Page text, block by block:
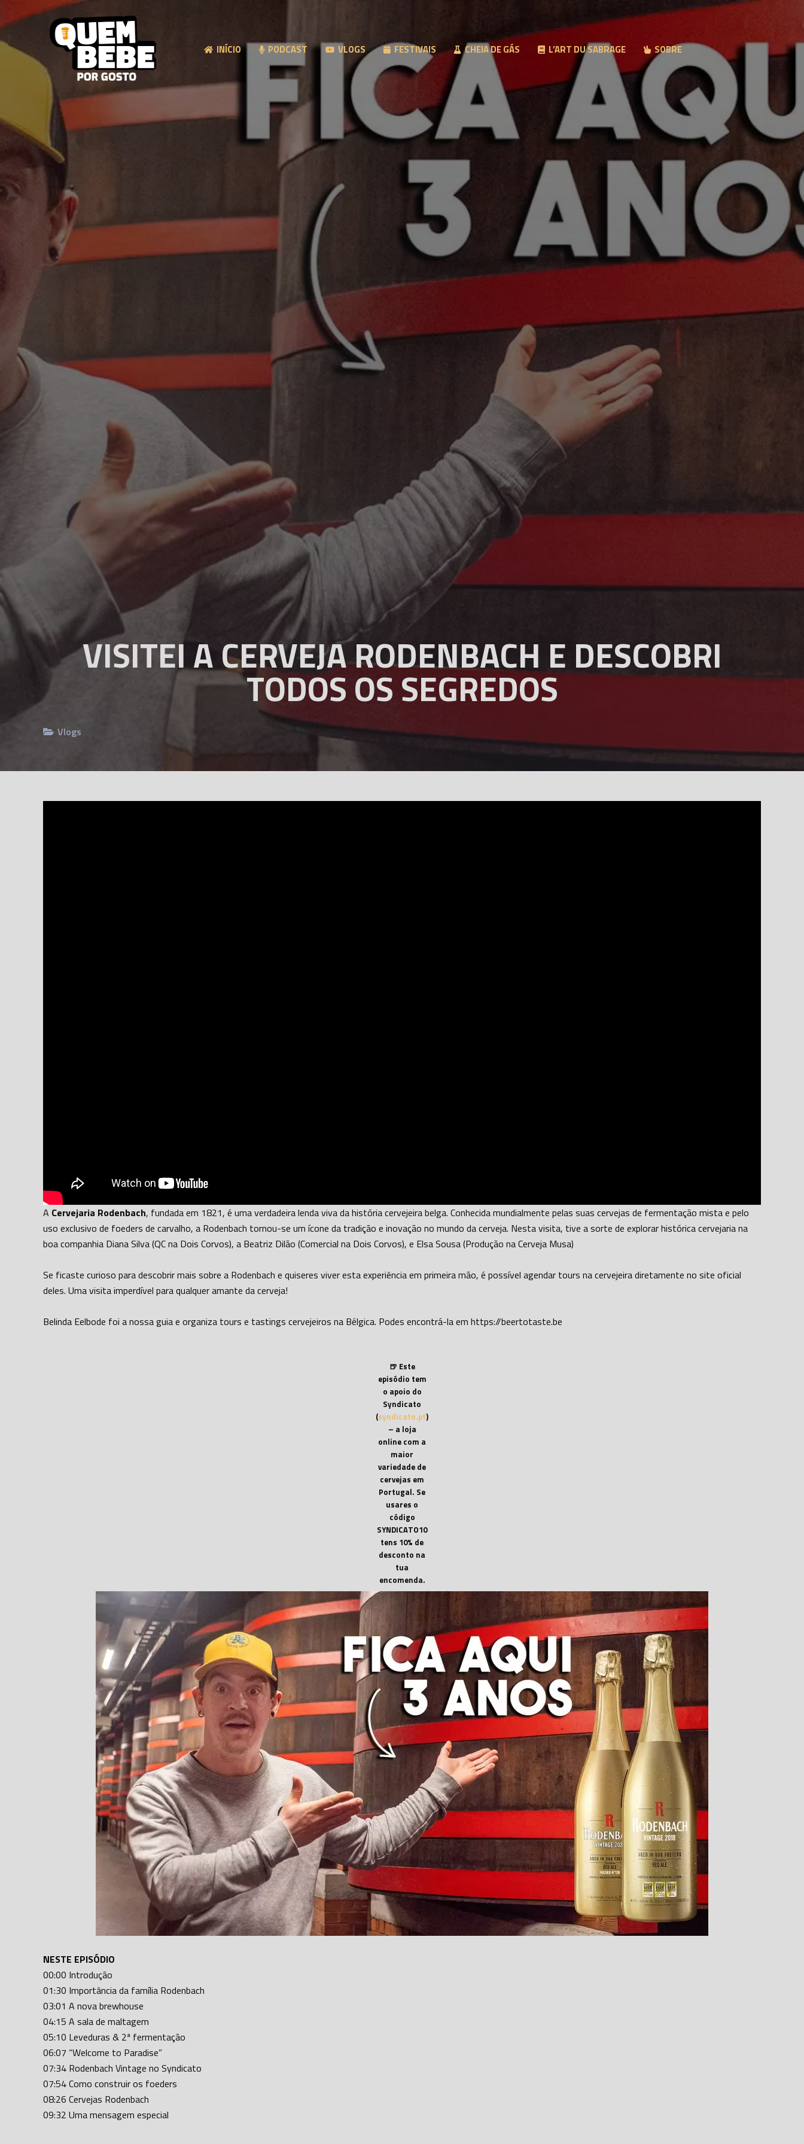
INÍCIO PODCAST VLOGS FESTIVAIS CHEIA DE GÁS L’ART DU SABRAGE SOBRE
VISITEI A CERVEJA RODENBACH E DESCOBRI
TODOS OS SEGREDOS
Vlogs
A Cervejaria Rodenbach, fundada em 1821, é uma verdadeira lenda viva da história cervejeira belga. Conhecida mundialmente pelas suas cervejas de fermentação mista e pelo
uso exclusivo de foeders de carvalho, a Rodenbach tornou-se um ícone da tradição e inovação no mundo da cerveja. Nesta visita, tive a sorte de explorar histórica cervejaria na
boa companhia Diana Silva (QC na Dois Corvos), a Beatriz Dilão (Comercial na Dois Corvos), e Elsa Sousa (Produção na Cerveja Musa)
Se ficaste curioso para descobrir mais sobre a Rodenbach e quiseres viver esta experiência em primeira mão, é possível agendar tours na cervejeira diretamente no site oficial
deles. Uma visita imperdível para qualquer amante da cerveja!
Belinda Eelbode foi a nossa guia e organiza tours e tastings cervejeiros na Bélgica. Podes encontrá-la em https://beertotaste.be
🍺 Este
episódio tem
o apoio do
Syndicato
(syndicato.pt)
– a loja
online com a
maior
variedade de
cervejas em
Portugal. Se
usares o
código
SYNDICATO10
tens 10% de
desconto na
tua
encomenda.
NESTE EPISÓDIO
00:00 Introdução
01:30 Importância da família Rodenbach
03:01 A nova brewhouse
04:15 A sala de maltagem
05:10 Leveduras & 2ª fermentação
06:07 “Welcome to Paradise”
07:34 Rodenbach Vintage no Syndicato
07:54 Como construir os foeders
08:26 Cervejas Rodenbach
09:32 Uma mensagem especial